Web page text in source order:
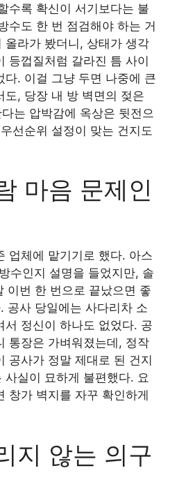
수록 확신이 서기보다는 불
수도 한 번 점검해야 하는 거
올라가 봤더니, 상태가 생각
등껍질처럼 갈라진 틈 사이
다. 이걸 그냥 두면 나중에 큰
도, 당장 내 방 벽면의 젖은
는 압박감에 옥상은 뒷전으
선순위 설정이 맞는 건지도
마음 문제인
업체에 맡기기로 했다. 아스
수인지 설명을 들었지만, 솔
이번 한 번으로 끝났으면 좋
공사 당일에는 사다리차 소
서 정신이 하나도 없었다. 공
통장은 가벼워졌는데, 정작
공사가 정말 제대로 된 건지
사실이 묘하게 불편했다. 요
창가 벽지를 자꾸 확인하게
지 않는 의구